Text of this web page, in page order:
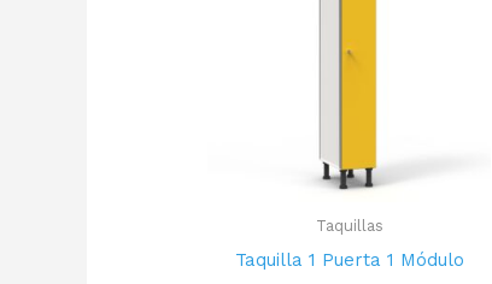
Taquillas
Taquilla 1 Puerta 1 Módulo